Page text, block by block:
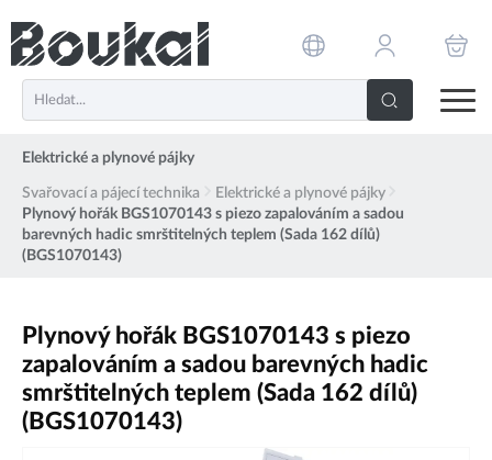
Elektrické a plynové pájky
Svařovací a pájecí technika
Elektrické a plynové pájky
Plynový hořák BGS1070143 s piezo zapalováním a sadou
barevných hadic smrštitelných teplem (Sada 162 dílů)
(BGS1070143)
Plynový hořák BGS1070143 s piezo
zapalováním a sadou barevných hadic
smrštitelných teplem (Sada 162 dílů)
(BGS1070143)